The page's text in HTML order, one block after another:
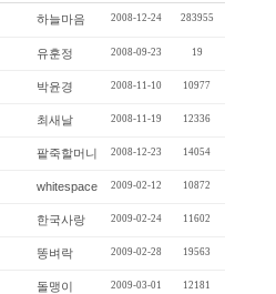
하늘마음 2008-12-24 283955
유훈정 2008-09-23 19
박윤경 2008-11-10 10977
최새날 2008-11-19 12336
팥죽할머니 2008-12-23 14054
whitespace 2009-02-12 10872
한국사랑 2009-02-24 11602
똥벼락 2009-02-28 19563
돌맹이 2009-03-01 12181